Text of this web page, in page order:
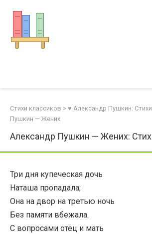
контенту
Стихи классиков > ♥ Александр Пушкин: Стихи
Пушкин — Жених
Александр Пушкин — Жених: Стих
Три дня купеческая дочь
Наташа пропадала;
Она на двор на третью ночь
Без памяти вбежала.
С вопросами отец и мать